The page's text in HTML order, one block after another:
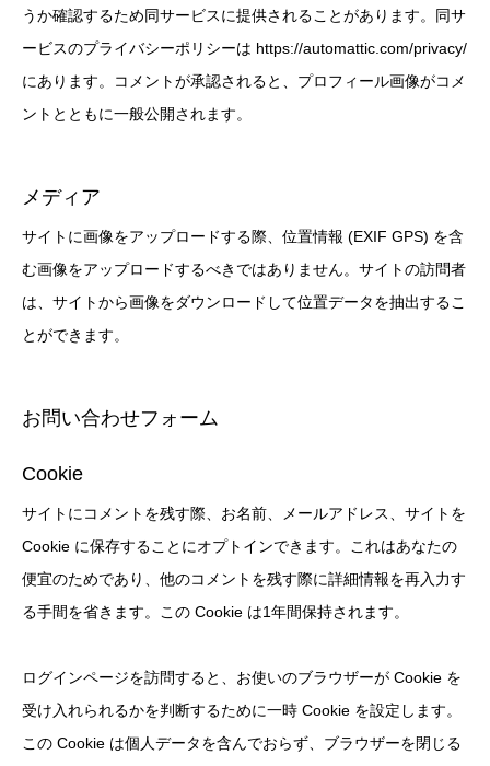
うか確認するため同サービスに提供されることがあります。同サ
ービスのプライバシーポリシーは https://automattic.com/privacy/
にあります。コメントが承認されると、プロフィール画像がコメ
ントとともに一般公開されます。
メディア
サイトに画像をアップロードする際、位置情報 (EXIF GPS) を含
む画像をアップロードするべきではありません。サイトの訪問者
は、サイトから画像をダウンロードして位置データを抽出するこ
とができます。
お問い合わせフォーム
Cookie
サイトにコメントを残す際、お名前、メールアドレス、サイトを
Cookie に保存することにオプトインできます。これはあなたの
便宜のためであり、他のコメントを残す際に詳細情報を再入力す
る手間を省きます。この Cookie は1年間保持されます。
ログインページを訪問すると、お使いのブラウザーが Cookie を
受け入れられるかを判断するために一時 Cookie を設定します。
この Cookie は個人データを含んでおらず、ブラウザーを閉じる